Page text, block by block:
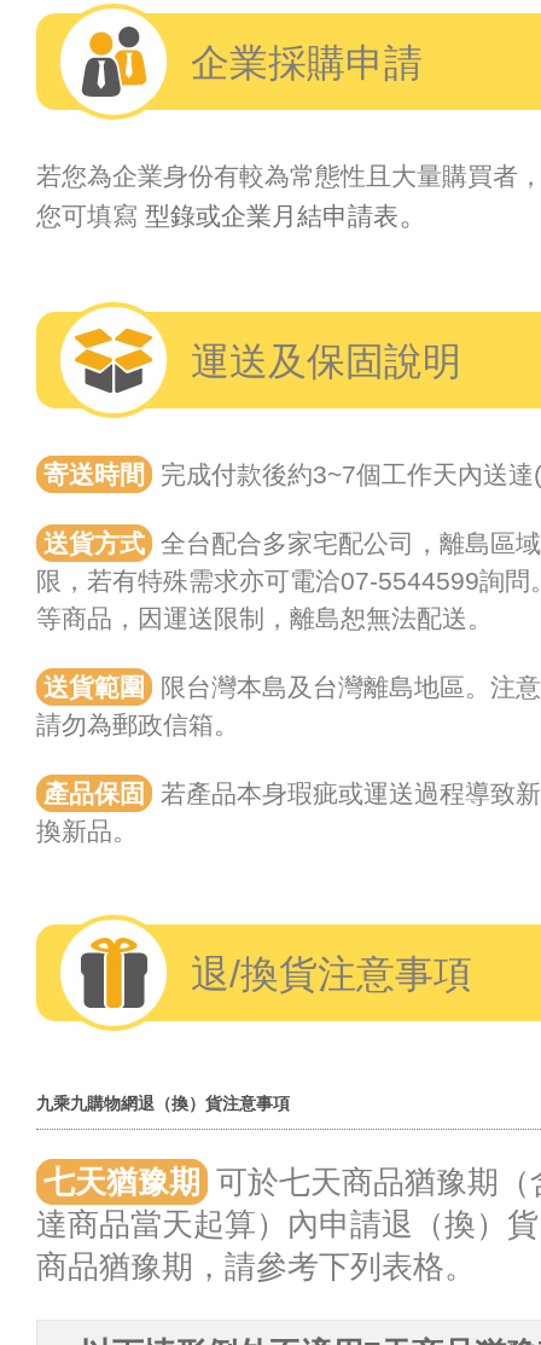
企業採購申請
若您為企業身份有較為常態性且大量購買者
您可填寫 型錄或企業月結申請表。
運送及保固說明
寄送時間 完成付款後約3~7個工作天內送
送貨方式 全台配合多家宅配公司，離島區
限，若有特殊需求亦可電洽07-5544599詢
等商品，因運送限制，離島恕無法配送。
送貨範圍
限台灣本島及台灣離島地區。注
請勿為郵政信箱。
產品保固
若產品本身瑕疵或運送過程導致
換新品。
退/換貨注意事項
九乘九購物網退（換）貨注意事項
七天猶豫期 可於七天商品猶豫期
達商品當天起算）內申請退（換）
商品猶豫期，請參考下列表格。